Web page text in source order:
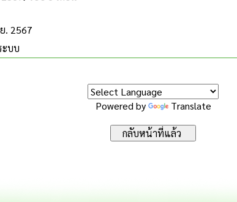
. 2567
ะบบ
Powered by Translate